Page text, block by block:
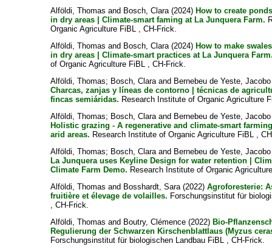
Alföldi, Thomas and Bosch, Clara(2024) How to create
in dry areas | Climate-smart faming at La Junquera Farm.
Organic Agriculture FiBL , CH-Frick.
Alföldi, Thomas and Bosch, Clara(2024) How to make
in dry areas | Climate-smart practices at La Junquera
of Organic Agriculture FiBL , CH-Frick.
Alföldi, Thomas; Bosch, Claraand Bernebeu de Yeste,
Charcas, zanjas y líneas de contorno | técnicas de
fincas semiáridas. Research Institute of Organic Agriculture
Alföldi, Thomas; Bosch, Claraand Bernebeu de Yeste,
Holistic grazing - A regenerative and climate-smart
arid areas. Research Institute of Organic Agriculture FiBL ,
Alföldi, Thomas; Bosch, Claraand Bernebeu de Yeste,
La Junquera uses Keyline Design for water retention |
Climate Farm Demo. Research Institute of Organic
Alföldi, Thomas and Bosshardt, Sara(2022)Agroforesterie:
fruitière et élevage de volailles. Forschungsinstitut für
, CH-Frick.
Alföldi, Thomas and Boutry, Clémence (2022) Bio-
Regulierung der Schwarzen Kirschenblattlaus (Myzus
Forschungsinstitut für biologischen Landbau FiBL , CH-Frick.